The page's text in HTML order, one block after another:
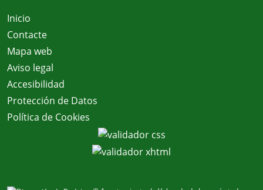
Inicio
Contacte
Mapa web
Aviso legal
Accesibilidad
Protección de Datos
Política de Cookies